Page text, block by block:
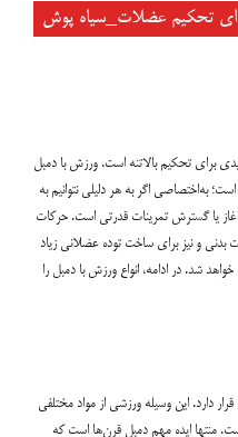
برای تحکیم بالاتنه است. ورزش با دمبل
به‌اختصاصی اگر به هر دلیلی نتوانیم به
اغاز یا گسترش تمرینات قدرتی است. حرکات
و نیز برای ساخت توده عضلانی زیاد
شد. در ادامه، انواع ورزش با دمبل را
دارد. این وسیله ورزشی از مواد مختلفی
منتها ایده مهم دمبل قرن‌ها است که